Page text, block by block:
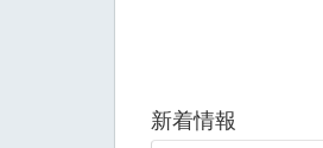
新着情報